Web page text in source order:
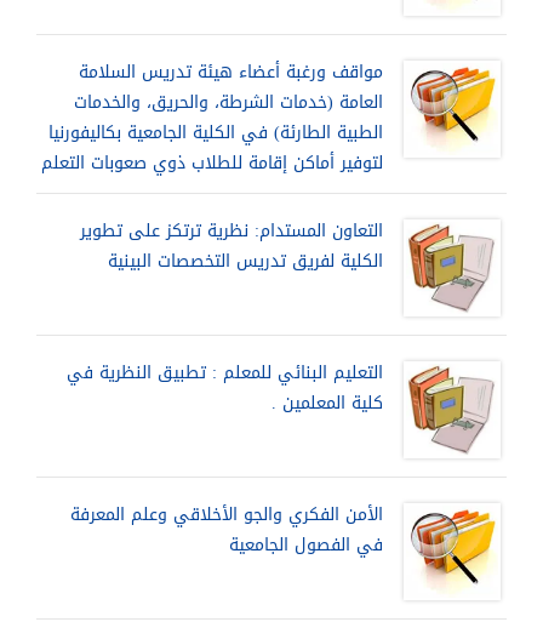
مواقف ورغبة أعضاء هيئة تدريس السلامة
العامة (خدمات الشرطة، والحريق، والخدمات
الطبية الطارئة) في الكلية الجامعية بكاليفورنيا
لتوفير أماكن إقامة للطلاب ذوي صعوبات التعلم
التعاون المستدام: نظرية ترتكز على تطوير
الكلية لفريق تدريس التخصصات البينية
التعليم البنائي للمعلم : تطبيق النظرية في
كلية المعلمين .
الأمن الفكري والجو الأخلاقي وعلم المعرفة
في الفصول الجامعية